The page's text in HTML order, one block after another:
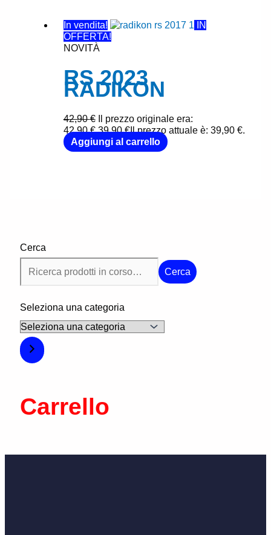
In vendita!
IN
OFFERTA!
NOVITÀ
RS 2023
RADIKON
42,90€
Il prezzo originale era:
42,90 €.39,90€Il prezzo attuale è: 39,90 €.
Aggiungi al carrello
Cerca
Cerca
Seleziona una categoria
Carrello